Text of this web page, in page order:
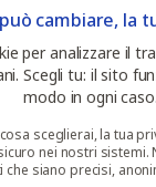
33 %
99%
100
cambiare, la
per analizzare il
Scegli tu: il sito
modo in ogni caso.
sceglierai, la tua
nei nostri sistemi.
che siano precisi,